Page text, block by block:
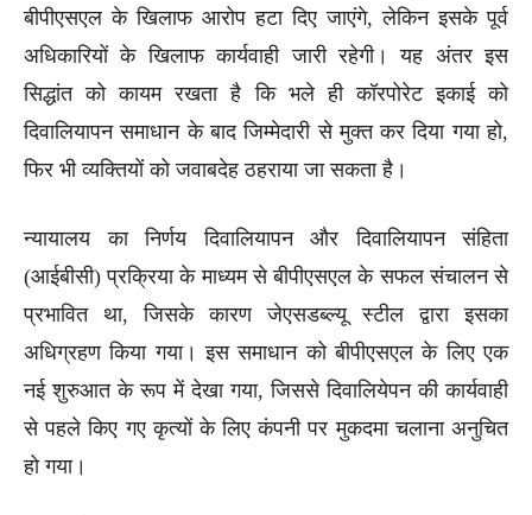
बीपीएसएल के खिलाफ आरोप हटा दिए जाएंगे, लेकिन इसके पूर्व
अधिकारियों के खिलाफ कार्यवाही जारी रहेगी। यह अंतर इस
सिद्धांत को कायम रखता है कि भले ही कॉरपोरेट इकाई को
दिवालियापन समाधान के बाद जिम्मेदारी से मुक्त कर दिया गया हो,
फिर भी व्यक्तियों को जवाबदेह ठहराया जा सकता है।
न्यायालय का निर्णय दिवालियापन और दिवालियापन संहिता
(आईबीसी) प्रक्रिया के माध्यम से बीपीएसएल के सफल संचालन से
प्रभावित था, जिसके कारण जेएसडब्ल्यू स्टील द्वारा इसका
अधिग्रहण किया गया। इस समाधान को बीपीएसएल के लिए एक
नई शुरुआत के रूप में देखा गया, जिससे दिवालियेपन की कार्यवाही
से पहले किए गए कृत्यों के लिए कंपनी पर मुकदमा चलाना अनुचित
हो गया।